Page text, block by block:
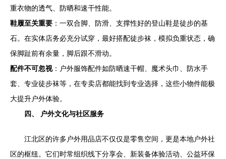
重衣物的透气、防晒和速干性能。
鞋履至关重要 ：一双合脚、防滑、支撑性好的登山鞋是徒步的基
石。在实体店务必充分试穿，最好搭配徒步袜，模拟负重状态，确
保脚趾前有余量，脚后跟不滑动。
配件不可忽视：户外服饰配件如防晒速干帽、魔术头巾、防水手
套、专业徒步袜等，在专卖店都能找到专业选择，这些小物件能极
大提升户外体验。
四、 户外文化与社区服务
江北区的许多户外用品店不仅仅是零售空间，更是本地户外社
区的枢纽。它们时常组织线下分享会、新装备体验活动、公益环保